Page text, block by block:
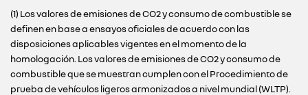
(1) Los valores de emisiones de CO2 y consumo de combustible se
definen en base a ensayos oficiales de acuerdo con las
disposiciones aplicables vigentes en el momento de la
homologación. Los valores de emisiones de CO2 y consumo de
combustible que se muestran cumplen con el Procedimiento de
prueba de vehículos ligeros armonizados a nivel mundial (WLTP).